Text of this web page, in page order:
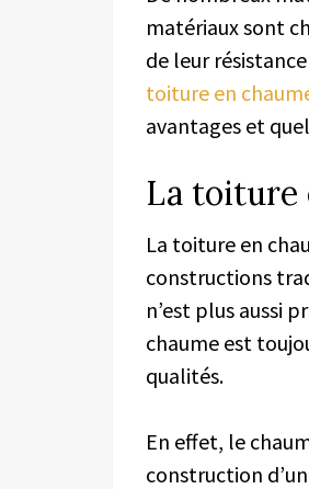
matériaux sont
de leur
toiture en
avantages et
La toiture
La toiture en
constructions
n’est plus aussi
chaume est
qualités.
En effet, le
construction